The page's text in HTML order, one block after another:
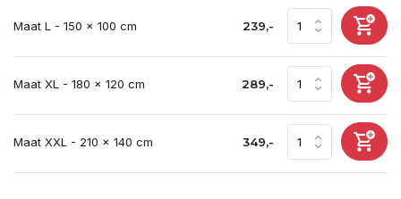
Maat L - 150 x 100 cm 239,-
Maat XL - 180 x 120 cm 289,-
Maat XXL - 210 x 140 cm 349,-